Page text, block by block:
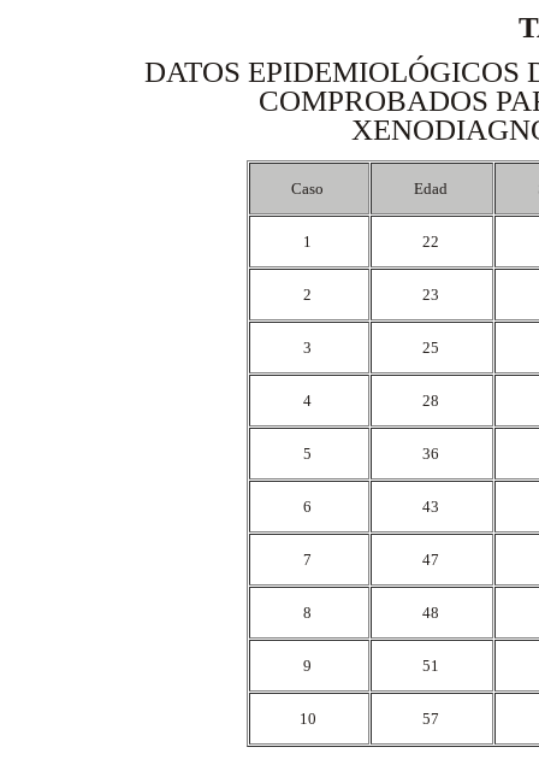
DATOS EPIDEMIOLÓGICOS
COMPROBADOS
Caso Edad
1 22
2 23
3 25
4 28
5 36
6 43
7 47
8 48
9 51
10 57